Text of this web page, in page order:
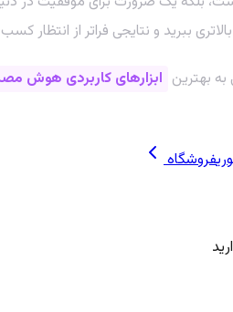
ببرید و نتایجی فراتر از انتظار
بهترین ابزارهای کاربردی هوش
فروشگاه